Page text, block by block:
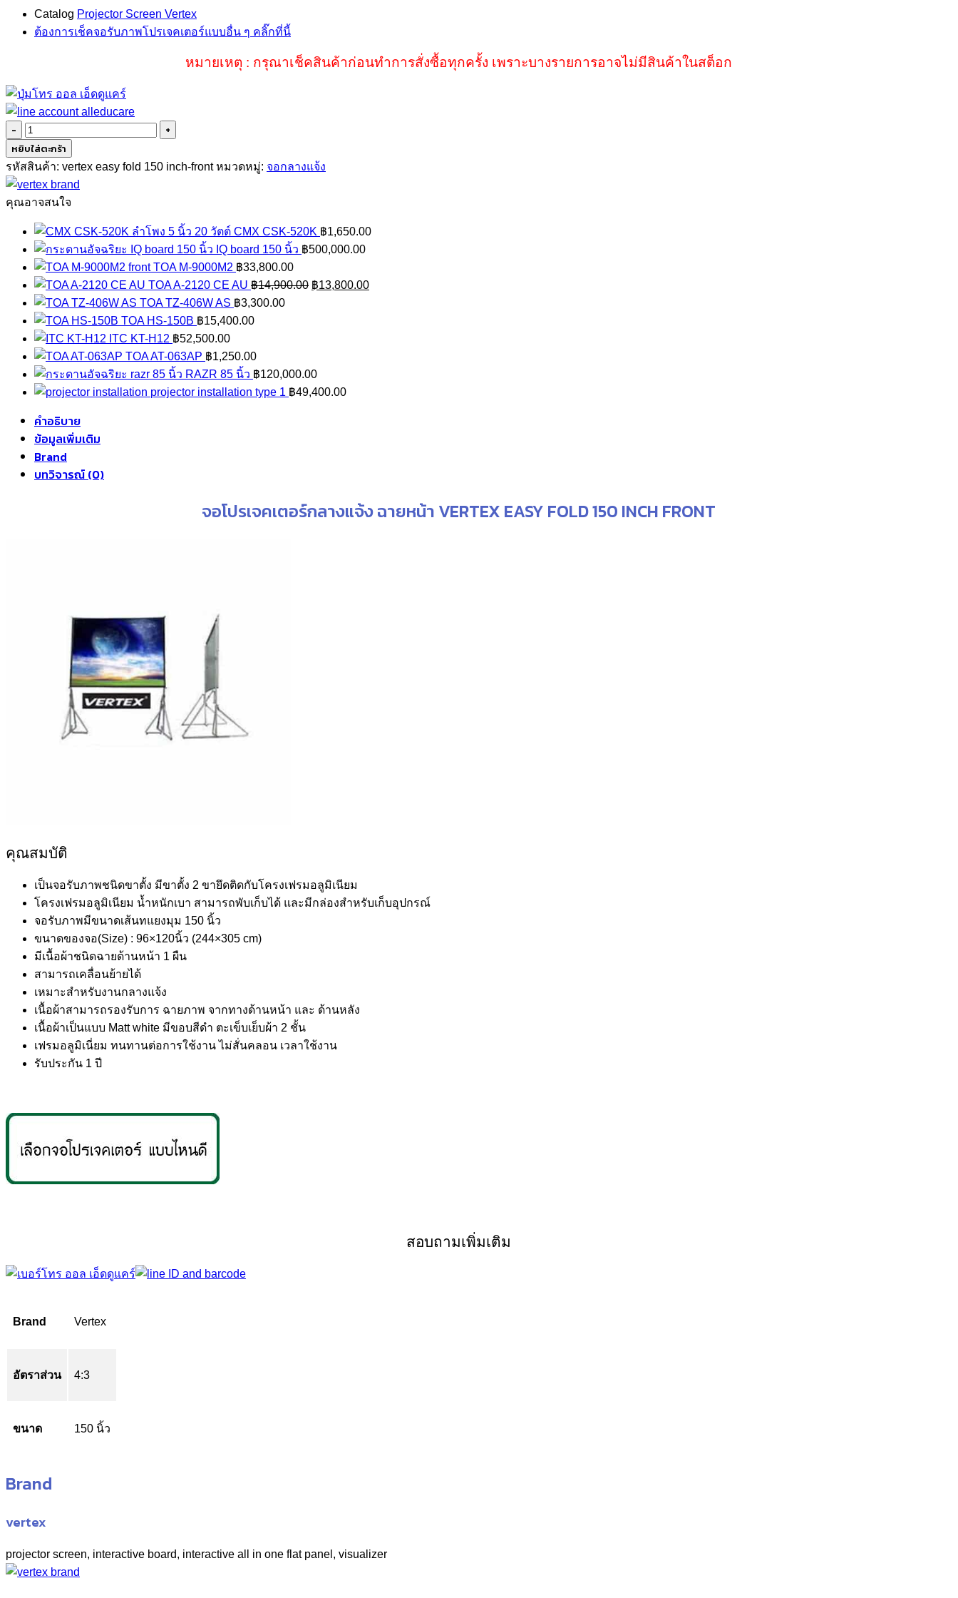
Catalog Projector Screen Vertex
ต้องการเช็คจอรับภาพโปรเจคเตอร์แบบอื่น ๆ คลิ๊กที่นี้
หมายเหตุ : กรุณาเช็คสินค้าก่อนทำการสั่งซื้อทุกครั้ง เพราะบางรายการอาจไม่มีสินค้าในสต็อก
จำนวน
VERTEX
EASY
FOLD
150
FRONT
ชิ้น
หยิบใส่ตะกร้า
รหัสสินค้า: vertex easy fold 150 inch-front หมวดหมู่: จอกลางแจ้ง
คุณอาจสนใจ
ลำโพง 5 นิ้ว 20 วัตต์ CMX CSK-520K ฿1,650.00
IQ board 150 นิ้ว ฿500,000.00
TOA M-9000M2 ฿33,800.00
TOA A-2120 CE AU ฿14,900.00 Original
฿13,800.00Current
TOA TZ-406W AS ฿3,300.00
TOA HS-150B ฿15,400.00
ITC KT-H12 ฿52,500.00
TOA AT-063AP ฿1,250.00
RAZR 85 นิ้ว ฿120,000.00
projector installation type 1 ฿49,400.00
คำอธิบาย
ข้อมูลเพิ่มเติม
Brand
บทวิจารณ์ (0)
จอโปรเจคเตอร์กลางแจ้ง ฉายหน้า VERTEX EASY FOLD 150 INCH FRONT
คุณสมบัติ
เป็นจอรับภาพชนิดขาตั้ง มีขาตั้ง 2 ขายึดติดกับโครงเฟรมอลูมิเนียม
โครงเฟรมอลูมิเนียม น้ำหนักเบา สามารถพับเก็บได้ และมีกล่องสำหรับเก็บอุปกรณ์
จอรับภาพมีขนาดเส้นทแยงมุม 150 นิ้ว
ขนาดของจอ(Size) : 96×120นิ้ว (244×305 cm)
มีเนื้อผ้าชนิดฉายด้านหน้า 1 ผืน
สามารถเคลื่อนย้ายได้
เหมาะสำหรับงานกลางแจ้ง
เนื้อผ้าสามารถรองรับการ ฉายภาพ จากทางด้านหน้า และ ด้านหลัง
เนื้อผ้าเป็นแบบ Matt white มีขอบสีดำ ตะเข็บเย็บผ้า 2 ชั้น
เฟรมอลูมิเนี่ยม ทนทานต่อการใช้งาน ไม่สั่นคลอน เวลาใช้งาน
รับประกัน 1 ปี
สอบถามเพิ่มเติม
Brand Vertex
อัตราส่วน 4:3
ขนาด 150 นิ้ว
Brand
vertex
projector screen, interactive board, interactive all in one flat panel, visualizer